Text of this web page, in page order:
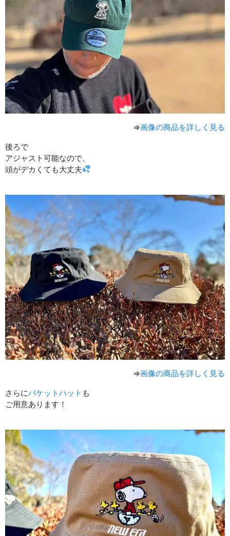
⇒画像の商品を詳しく見る
後ろで
アジャスト可能なので、
頭がデカくても大丈夫
⇒画像の商品を詳しく見る
さらにバケットハット も
ご用意あります！